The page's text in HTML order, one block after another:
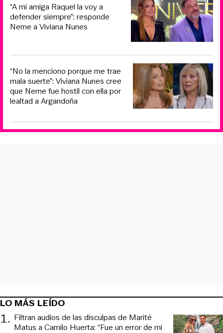
“A mi amiga Raquel la voy a
defender siempre”: responde
Neme a Viviana Nunes
“No la menciono porque me trae
mala suerte”: Viviana Nunes cree
que Neme fue hostil con ella por
lealtad a Argandoña
LO MÁS LEÍDO
1. Filtran audios de las disculpas de Marité
Matus a Camilo Huerta: “Fue un error de mi